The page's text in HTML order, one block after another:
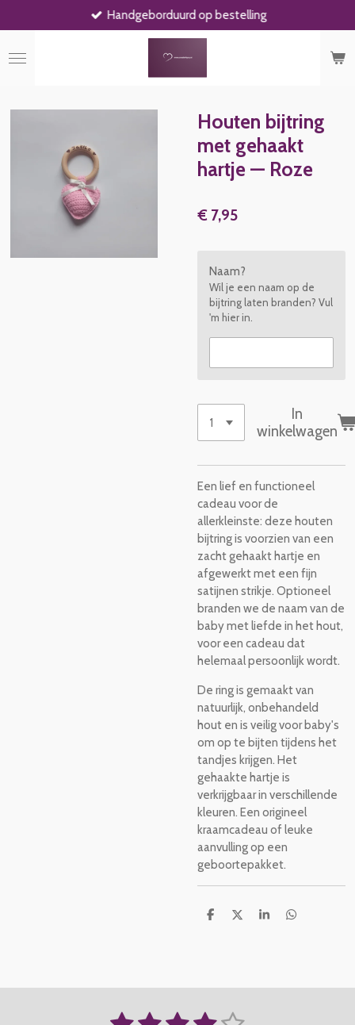
direct
naar
de
Handgeborduurd op bestelling
Houten bijtring
met gehaakt
hartje — Roze
€ 7,95
Naam?
Wil je een naam op de
bijtring laten branden? Vul
'm hier in.
In
winkelwagen
Een lief en functioneel
cadeau voor de
allerkleinste: deze houten
bijtring is voorzien van een
zacht gehaakt hartje en
afgewerkt met een fijn
satijnen strikje. Optioneel
branden we de naam van de
baby met liefde in het hout,
voor een cadeau dat
helemaal persoonlijk wordt.
De ring is gemaakt van
natuurlijk, onbehandeld
hout en is veilig voor baby's
om op te bijten tijdens het
tandjes krijgen. Het
gehaakte hartje is
verkrijgbaar in verschillende
kleuren. Een origineel
kraamcadeau of leuke
aanvulling op een
geboortepakket.
D
D
S
D